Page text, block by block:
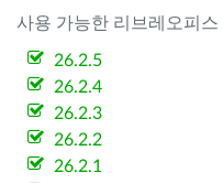
사용 가능한 리브레오피스
26.2.5
26.2.4
26.2.3
26.2.2
26.2.1